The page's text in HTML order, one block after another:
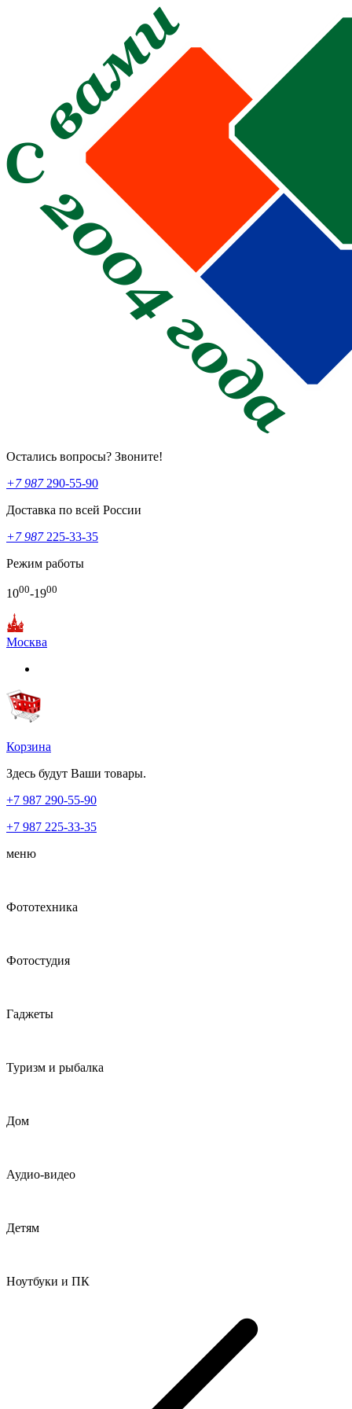
Остались вопросы? Звоните!
+7 987290-55-90
Доставка по всей России
+7 987225-33-35
Режим работы
1000-1900
Москва
Корзина
Здесь будут Ваши товары.
+7 987 290-55-90
+7 987 225-33-35
меню
Фототехника
Фотостудия
Гаджеты
Туризм и рыбалка
Дом
Аудио-видео
Детям
Ноутбуки и ПК